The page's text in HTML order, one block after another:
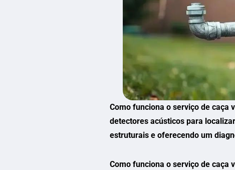
Como funciona o serviço de caça
detectores acústicos para
estruturais e oferecendo um
Como funciona o serviço de caça